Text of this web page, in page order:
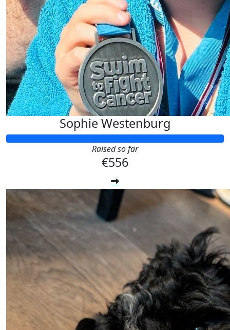
Sophie Westenburg
Raised so far
€556